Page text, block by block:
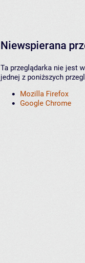
Niewspierana
Ta przeglądarka nie jest
jednej z poniższych
Mozilla Firefox
Google Chrome